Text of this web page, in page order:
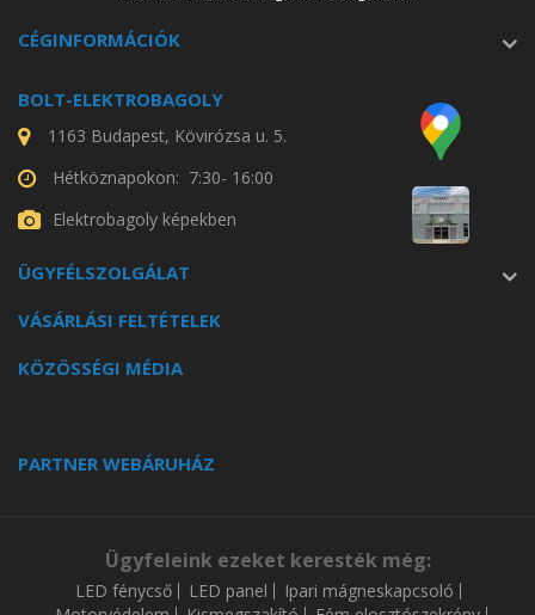
CÉGINFORMÁCIÓK
BOLT-ELEKTROBAGOLY
1163 Budapest, Kövirózsa u. 5.
Hétköznapokon: 7:30- 16:00
Elektrobagoly képekben
ÜGYFÉLSZOLGÁLAT
VÁSÁRLÁSI FELTÉTELEK
KÖZÖSSÉGI MÉDIA
PARTNER WEBÁRUHÁZ
Ügyfeleink ezeket keresték még:
LED fénycső LED panel
Ipari mágneskapcsoló